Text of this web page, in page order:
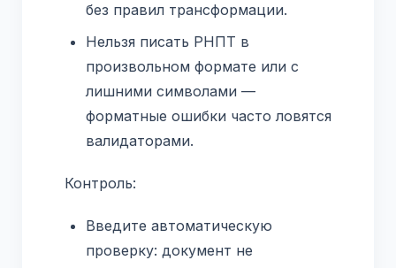
без правил трансформации.
Нельзя писать РНПТ в
произвольном формате или с
лишними символами —
форматные ошибки часто ловятся
валидаторами.
Контроль:
Введите автоматическую
проверку: документ не